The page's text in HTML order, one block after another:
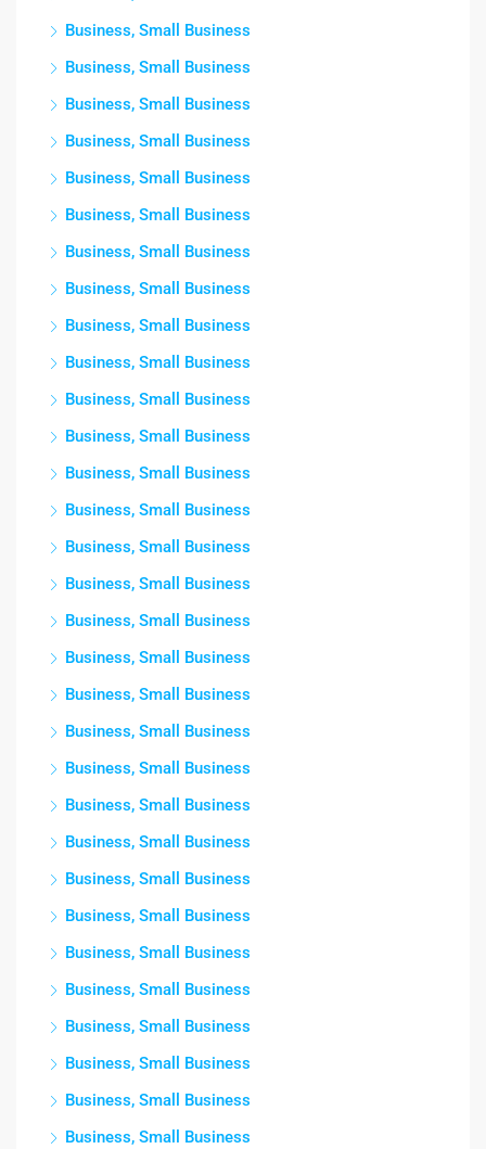
Business, Small Business
Business, Small Business
Business, Small Business
Business, Small Business
Business, Small Business
Business, Small Business
Business, Small Business
Business, Small Business
Business, Small Business
Business, Small Business
Business, Small Business
Business, Small Business
Business, Small Business
Business, Small Business
Business, Small Business
Business, Small Business
Business, Small Business
Business, Small Business
Business, Small Business
Business, Small Business
Business, Small Business
Business, Small Business
Business, Small Business
Business, Small Business
Business, Small Business
Business, Small Business
Business, Small Business
Business, Small Business
Business, Small Business
Business, Small Business
Business, Small Business